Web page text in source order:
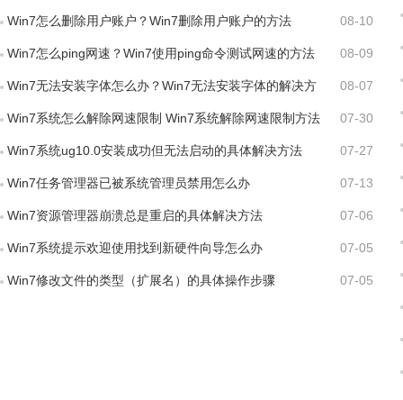
08-10
Win7怎么删除用户账户？Win7删除用户账户的方法
08-09
Win7怎么ping网速？Win7使用ping命令测试网速的方法
08-07
Win7无法安装字体怎么办？Win7无法安装字体的解决方
07-30
Win7系统怎么解除网速限制 Win7系统解除网速限制方法
07-27
Win7系统ug10.0安装成功但无法启动的具体解决方法
07-13
Win7任务管理器已被系统管理员禁用怎么办
07-06
Win7资源管理器崩溃总是重启的具体解决方法
07-05
Win7系统提示欢迎使用找到新硬件向导怎么办
07-05
Win7修改文件的类型（扩展名）的具体操作步骤